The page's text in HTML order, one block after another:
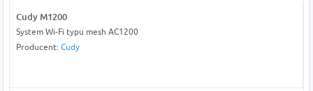
Cudy M1200
System Wi-Fi typu mesh AC1200
Producent: Cudy